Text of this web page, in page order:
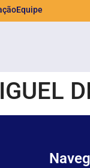
Equipe